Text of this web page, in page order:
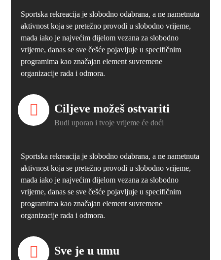
Sportska rekreacija je slobodno odabrana, a ne nametnuta
aktivnost koja se pretežno provodi u slobodno vrijeme,
mada iako je najvećim dijelom vezana za slobodno
vrijeme, danas se sve češće pojavljuje u specifičnim
programima kao značajan element suvremene
organizacije rada i odmora.
Ciljeve možeš ostvariti
Budi uporan i tvoje vrijeme će doći
Sportska rekreacija je slobodno odabrana, a ne nametnuta
aktivnost koja se pretežno provodi u slobodno vrijeme,
mada iako je najvećim dijelom vezana za slobodno
vrijeme, danas se sve češće pojavljuje u specifičnim
programima kao značajan element suvremene
organizacije rada i odmora.
Sve je u umu